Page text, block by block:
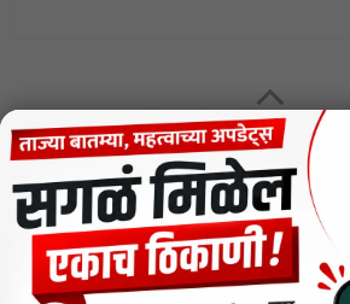
MENU
CODE OF ETHICS FOR DIGITAL NEWS
Contact Us